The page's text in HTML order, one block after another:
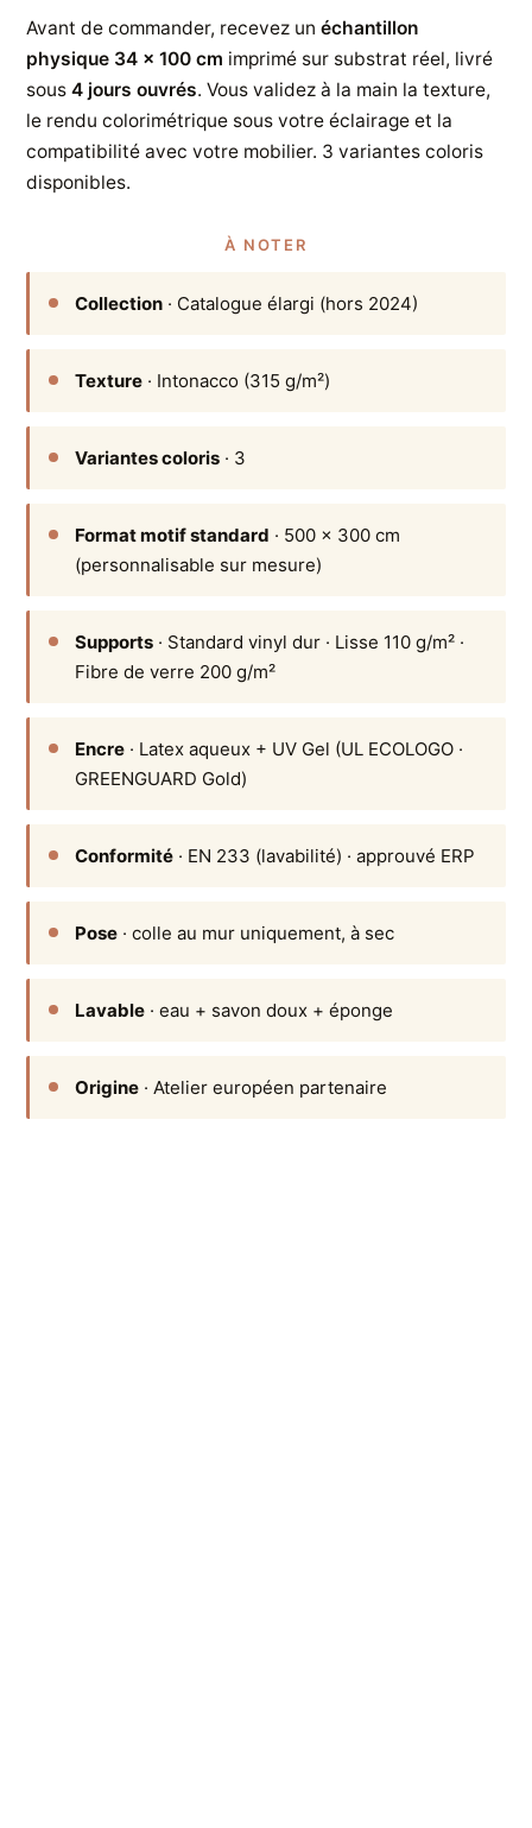
Avant de commander, recevez unéchantillon
physique 34 × 100 cm imprimé sur substrat réel, livré
sous4 jours ouvrés. Vous validez à la main la texture,
le rendu colorimétrique sous votre éclairage et la
compatibilité avec votre mobilier. 3 variantes coloris
disponibles.
À NOTER
Collection · Catalogue élargi (hors 2024)
Texture · Intonacco (315 g/m²)
Variantes coloris · 3
Format motif standard · 500 × 300 cm
(personnalisable sur mesure)
Supports · Standard vinyl dur · Lisse 110 g/m² ·
Fibre de verre 200 g/m²
Encre · Latex aqueux + UV Gel (UL ECOLOGO ·
GREENGUARD Gold)
Conformité · EN 233 (lavabilité) · approuvé ERP
Pose · colle au mur uniquement, à sec
Lavable · eau + savon doux + éponge
Origine · Atelier européen partenaire